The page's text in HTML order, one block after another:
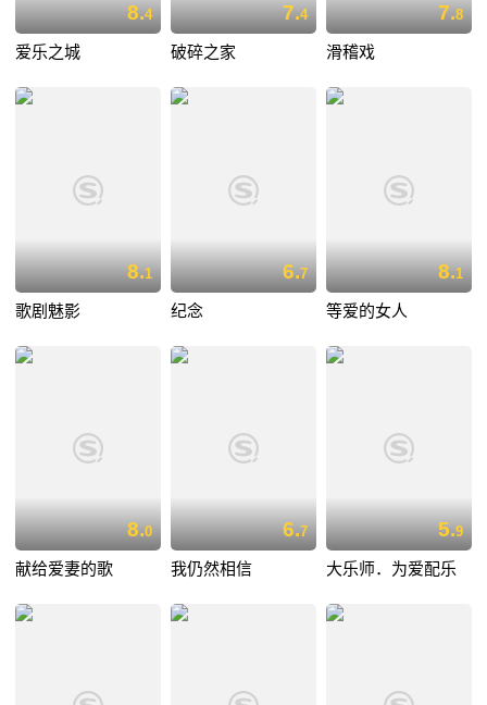
8.4
爱乐之城
7.4
破碎之家
7.8
滑稽戏
8.1
歌剧魅影
6.7
纪念
8.1
等爱的女人
8.0
献给爱妻的歌
6.7
我仍然相信
5.9
大乐师．为爱配乐